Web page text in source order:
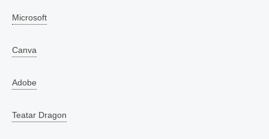
Microsoft
Canva
Adobe
Teatar Dragon